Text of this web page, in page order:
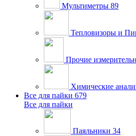
Мультиметры 89
Тепловизоры и
Прочие
Химические
Все для пайки 679
Все для пайки
Паяльники 34